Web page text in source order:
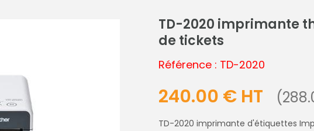
TD-2020 imprimante
de tickets
Référence : TD-2020
240.00 € HT
TD-2020 imprimante d'étiquettes